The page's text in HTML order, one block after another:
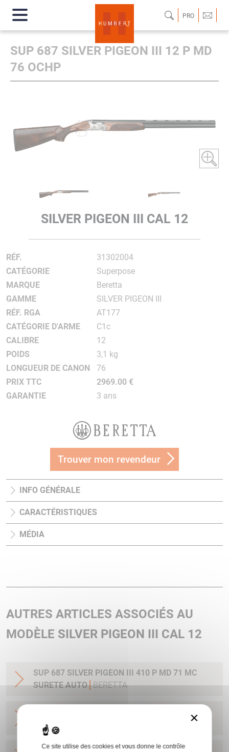
PRO
SUP 687 SILVER PIGEON III 12 P MD
76 OCHP
SILVER PIGEON III CAL 12
RÉF.
31302004
CATÉGORIE
Superpose
MARQUE
Beretta
GAMME
SILVER PIGEON III
RÉF. RGA
AT177
CATÉGORIE D'ARME
C1c
CALIBRE
12
POIDS
3,1 kg
LONGUEUR DE CANON
76
PRIX TTC
2969.00 €
GARANTIE
3 ans
Trouver mon revendeur
INFO GÉNÉRALE
CARACTÉRISTIQUES
MÉDIA
AUTRES ARTICLES ASSOCIÉS AU
MODÈLE SILVER PIGEON III CAL 12
SUP 687 SILVER PIGEON III 410 P MD 71 MC
SURETE AUTO BERETTA
SURETE AUTO
×
Ce site utilise des cookies et vous donne le contrôle